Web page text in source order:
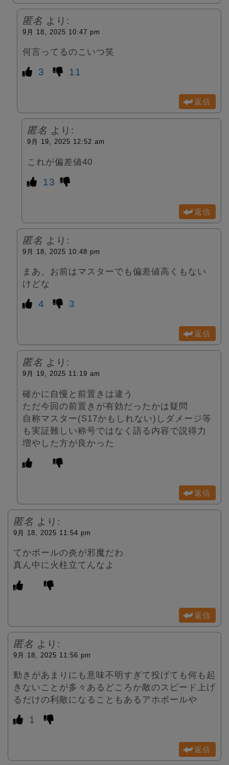
匿名 より:
9月 18, 2025 10:47 pm
何言ってるのこいつ笑
3 11
返信
匿名 より:
9月 19, 2025 12:52 am
これが偏差値40
13
返信
匿名 より:
9月 18, 2025 10:48 pm
まあ、お前はマスターでも偏差値高くもない
けどな
4 3
返信
匿名 より:
9月 19, 2025 11:19 am
確かに自慢と前置きは違う
ただ今回の前置きが有効だったかは疑問
自称マスター(S17かもしれない)しダメージ等
も実証難しい称号ではなく語る内容で説得力
増やした方が良かった
返信
匿名 より:
9月 18, 2025 11:54 pm
てかボールの炎が邪魔だわ
真ん中に火柱立てんなよ
返信
匿名 より:
9月 18, 2025 11:56 pm
動きがあまりにも意味不明すぎて投げても何も起
きないことが多々あるどころか敵のスピード上げ
るだけの利敵になることもあるアホボールや
1
返信